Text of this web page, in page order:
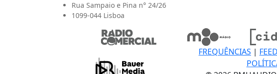
Rua Sampaio e Pina n° 24/26
1099-044 Lisboa
FREQUÊNCIAS |